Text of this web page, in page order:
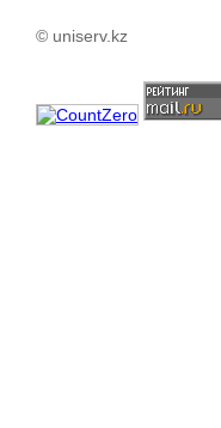
© uniserv.kz